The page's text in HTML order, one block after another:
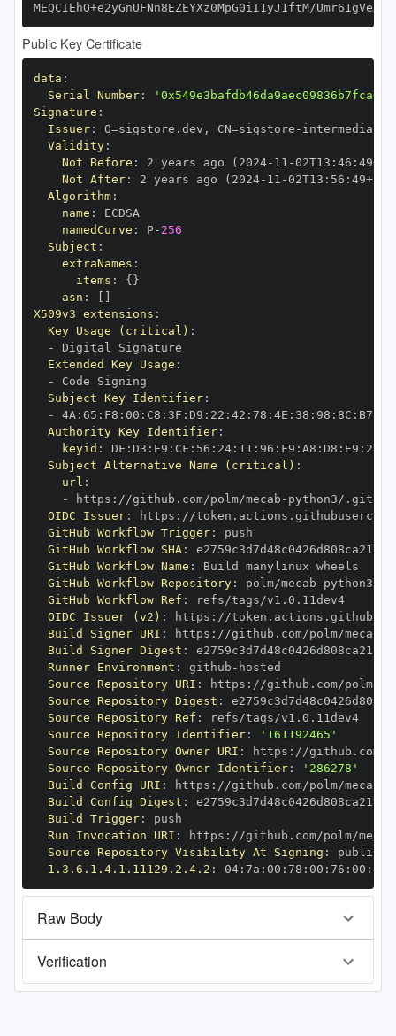
MEQCIEhQ+e2yGnUFNn8EZEYXz0MpG0iI1yJ1ftM/
Public Key Certificate
data :
Serial Number:
Signature :
Issuer: O=sigstore.dev , CN=sigstore -
Validity:
Not Before : 2 years ago (2024- 11 -02T13 : 46 : 49+00
Not After: 2 years ago (2024- 11 -02T13 : 56 : 49+00
Algorithm:
name :
namedCurve : P- 256
Subject :
extraNames :
items : { }
asn :
X509v3 extensions :
Key Usage (critical) :
-
Extended Key Usage :
-
Subject Key Identifier:
-
4A : 65 : F8 : 00 : C8 : 3F : D9 : 22 : 42 : 78 : 4E : 38 : 98 : 8C : B7
Authority Key Identifier:
keyid : DF : D3 : E9 : CF : 56 : 24: 11 : 96 : F9 : A8 : D8 : E9 : 28
Subject Alternative Name (critical) :
url :
-
https : //github.com/polm/mecab -
OIDC Issuer: https :
GitHub Workflow Trigger:
GitHub Workflow SHA:
GitHub Workflow Name :
GitHub Workflow Repository: polm/mecab -
GitHub Workflow Ref :
refs/tags/v1.0.11dev4
OIDC Issuer (v2) : https :
Build Signer URI : https : //github.com/polm/mecab
Build Signer Digest :
Runner Environment : github -
Source Repository URI : https : //github.com/polm/
Source Repository Digest :
Source Repository Ref :
refs/tags/v1.0.11dev4
Source Repository Identifier:
'161192465'
Source Repository Owner URI : https :
Source Repository Owner Identifier:
'286278'
Build Config URI : https : //github.com/polm/mecab
Build Config Digest :
Build Trigger:
Run Invocation URI : https : //github.com/polm/mecab
Source Repository Visibility At Signing :
1.3.6.1.4.1.11129.2.4.2 : 04: 7a : 00 : 78 : 00 : 76 : 00 : dd
Raw Body
Verification